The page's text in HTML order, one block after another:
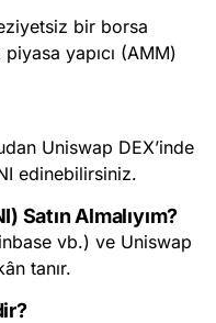
bir borsa
yapıcı (AMM)
Uniswap DEX’inde
edinebilirsiniz.
Satın Almalıyım?
vb.) ve Uniswap
tanır.